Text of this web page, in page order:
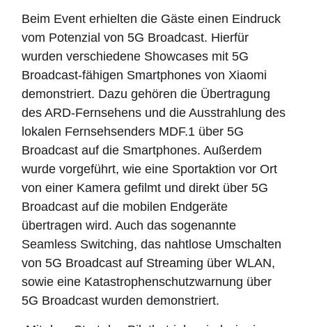
Beim Event erhielten die Gäste einen Eindruck
vom Potenzial von 5G Broadcast. Hierfür
wurden verschiedene Showcases mit 5G
Broadcast-fähigen Smartphones von Xiaomi
demonstriert. Dazu gehören die Übertragung
des ARD-Fernsehens und die Ausstrahlung des
lokalen Fernsehsenders MDF.1 über 5G
Broadcast auf die Smartphones. Außerdem
wurde vorgeführt, wie eine Sportaktion vor Ort
von einer Kamera gefilmt und direkt über 5G
Broadcast auf die mobilen Endgeräte
übertragen wird. Auch das sogenannte
Seamless Switching, das nahtlose Umschalten
von 5G Broadcast auf Streaming über WLAN,
sowie eine Katastrophenschutzwarnung über
5G Broadcast wurden demonstriert.